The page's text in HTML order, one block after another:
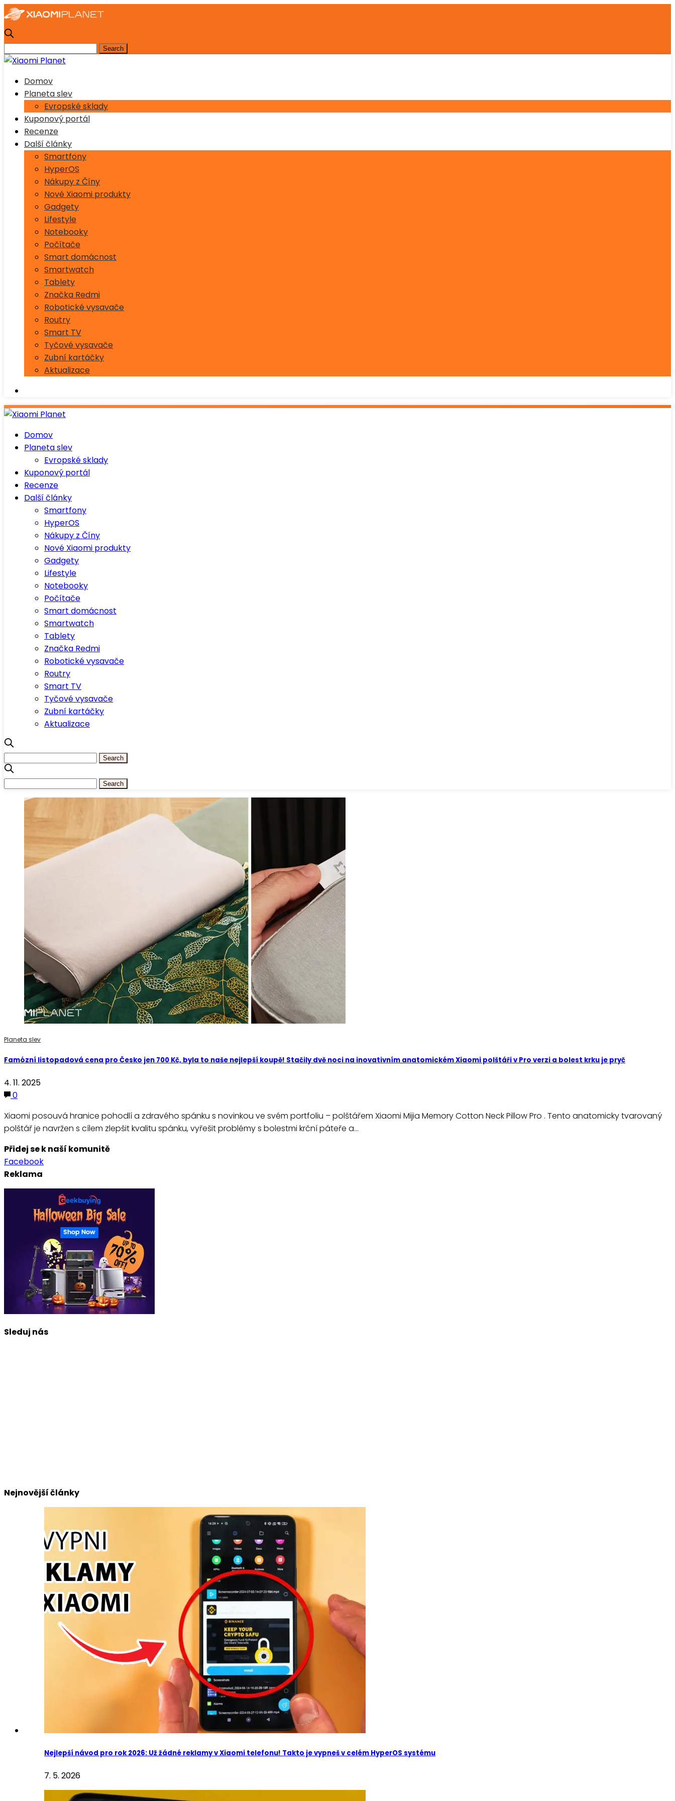
Domov
Planeta slev
Evropské sklady
Kuponový portál
Recenze
Další články
Smartfony
HyperOS
Nákupy z Číny
Nové Xiaomi produkty
Gadgety
Lifestyle
Notebooky
Počítače
Smart domácnost
Smartwatch
Tablety
Značka Redmi
Robotické vysavače
Routry
Smart TV
Tyčové vysavače
Zubní kartáčky
Aktualizace
Domov
Planeta slev
Evropské sklady
Kuponový portál
Recenze
Další články
Smartfony
HyperOS
Nákupy z Číny
Nové Xiaomi produkty
Gadgety
Lifestyle
Notebooky
Počítače
Smart domácnost
Smartwatch
Tablety
Značka Redmi
Robotické vysavače
Routry
Smart TV
Tyčové vysavače
Zubní kartáčky
Aktualizace
Planeta slev
Famózní listopadová cena pro Česko jen 700 Kč, byla to naše nejlepší koupě! Stačily dvě noci na inovativním anatomickém Xiaomi polštáři v Pro verzi a bolest krku je pryč
4. 11. 2025
0
Xiaomi posouvá hranice pohodlí a zdravého spánku s novinkou ve svém portfoliu – polštářem Xiaomi Mijia Memory Cotton Neck Pillow Pro . Tento anatomicky tvarovaný
polštář je navržen s cílem zlepšit kvalitu spánku, vyřešit problémy s bolestmi krční páteře a…
Přidej se k naší komunitě
Facebook
Reklama
Sleduj nás
Nejnovější články
Nejlepší návod pro rok 2026: Už žádné reklamy v Xiaomi telefonu! Takto je vypneš v celém HyperOS systému
7. 5. 2026